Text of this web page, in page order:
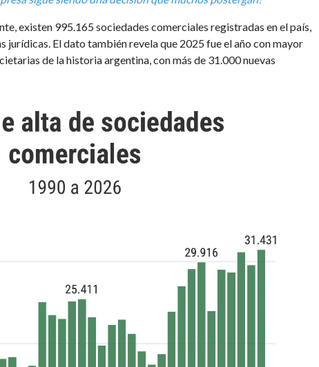
existen 995.165 sociedades comerciales registradas en el país,
jurídicas. El dato también revela que 2025 fue el año con mayor
de la historia argentina, con más de 31.000 nuevas